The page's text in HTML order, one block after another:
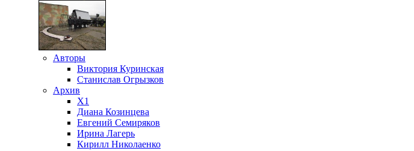
Авторы
Виктория Куринская
Станислав Огрызков
Архив
X1
Диана Козинцева
Евгений Семиряков
Ирина Лагерь
Кирилл Николаенко